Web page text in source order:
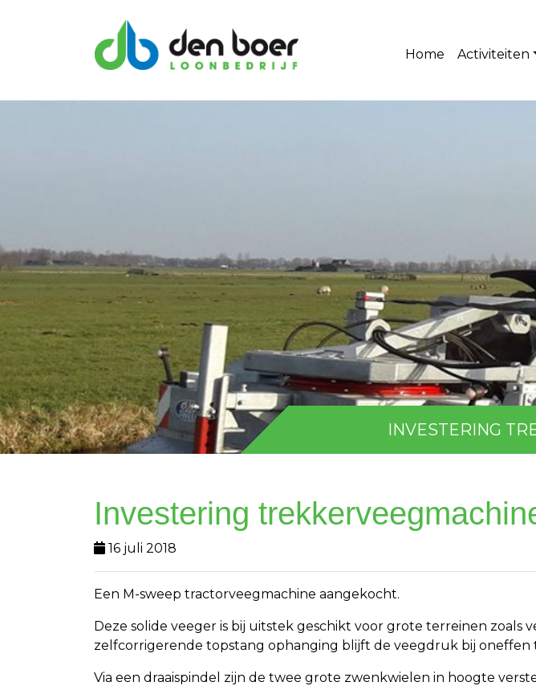
Home Activiteiten
INVESTERING
Investering
16 juli 2018
Een M-sweep tractorveegmachine aangekocht.
Deze solide veeger is bij uitstek geschikt voor grote terreinen
zelfcorrigerende topstang ophanging blijft de veegdruk bij oneffen
Via een draaispindel zijn de twee grote zwenkwielen in hoogte